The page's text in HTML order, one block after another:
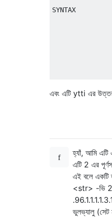
SYNTAX
এবং এটি ytti এর উত্তর
হ্যাঁ, আমি এটি
এটি 2 এর
এই বলে একটি
<str> -ভি
ভুলভ্যালু (সেট